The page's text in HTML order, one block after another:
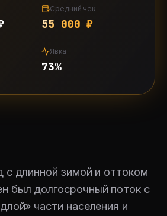
Средний чек
55 000 ₽
Явка
73%
с длинной зимой и оттоком
был долгосрочный поток с
части населения и